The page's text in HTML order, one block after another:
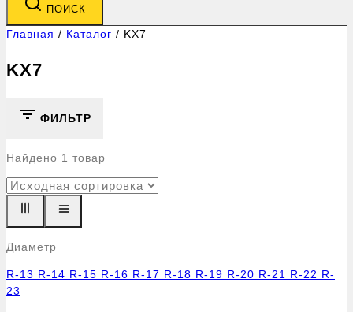
ПОИСК
Главная / Каталог / KX7
KX7
ФИЛЬТР
Найдено 1 товар
Диаметр
R-13 R-14 R-15 R-16 R-17 R-18 R-19 R-20 R-21 R-22 R-
23